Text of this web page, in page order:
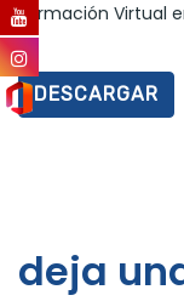
Formación Virtual
DESCARGAR
deja